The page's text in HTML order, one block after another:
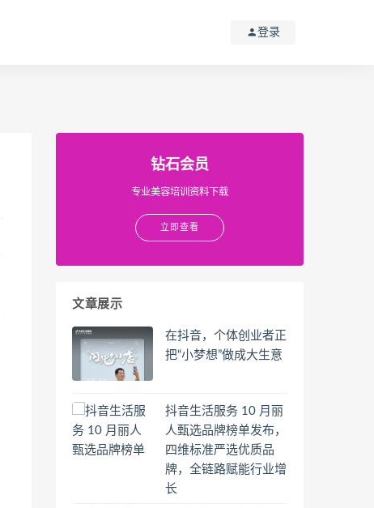
登录
钻石会员
专业美容培训资料下载
立即查看
文章展示
在抖音，个体创业者正
把“小梦想”做成大生意
抖音生活服务 10 月丽
人甄选品牌榜单发布，
四维标准严选优质品
牌，全链路赋能行业增
长